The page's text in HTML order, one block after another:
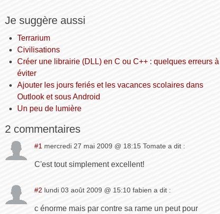
Je suggère aussi
Terrarium
Civilisations
Créer une librairie (DLL) en C ou C++ : quelques erreurs à
éviter
Ajouter les jours feriés et les vacances scolaires dans
Outlook et sous Android
Un peu de lumière
2 commentaires
#1 mercredi 27 mai 2009 @ 18:15 Tomate a dit :
C'est tout simplement excellent!
#2 lundi 03 août 2009 @ 15:10 fabien a dit :
c énorme mais par contre sa rame un peut pour